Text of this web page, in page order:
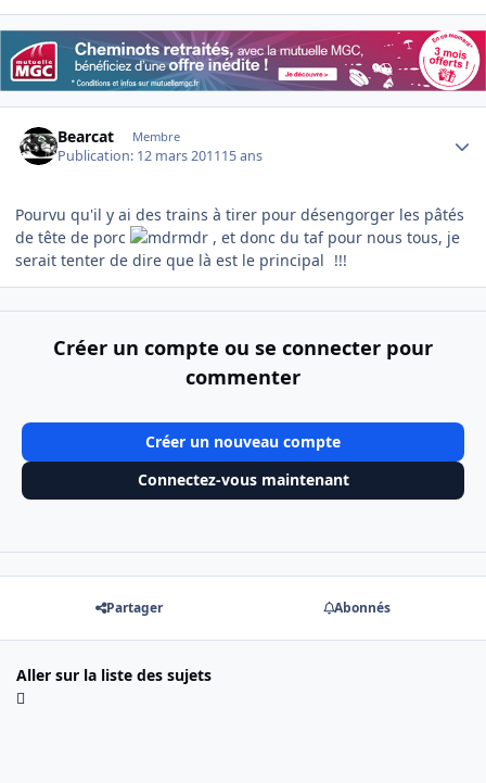
Bearcat Membre
Publication: 12 mars 201115 ans
Pourvu qu'il y ai des trains à tirer pour désengorger les pâtés
de tête de porc
, et donc du taf pour nous tous, je
serait tenter de dire que là est le principal !!!
Créer un compte ou se connecter pour
commenter
Créer un nouveau compte
Connectez-vous maintenant
Partager Abonnés
Aller sur la liste des sujets